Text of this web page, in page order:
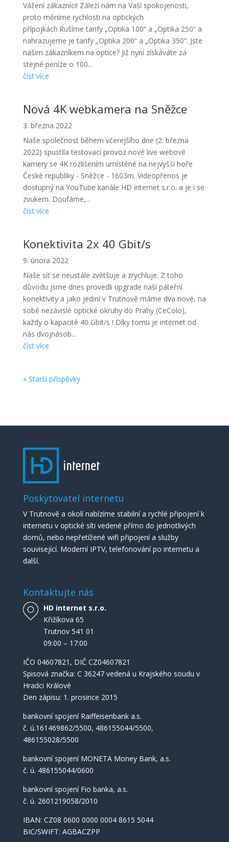
Vážení zákazníci! Záleží nám na Vaší spokojenosti,
proto měníme rychlosti na optických
přípojkách.Rušíme tarify „Optika 100“ a „Optika 250“ a
nahrazujeme je tarify „Optika 200“ a „Optika 350“. Jste
našim zákazníkem na optice? Již nyní získáváte za
stejné peníze o 100...
číst více
Nová 4K webkamera na Sněžce
3. března 2022
Naše společnost během včerejšího dne (2. března
2022) spustila testovací provoz nové live webové
kamery se 4K rozlišením umístěné na nejvyšší hoře
České republiky - Sněžce - 1603m. Videopřenos je
dostupný na YouTube kanále HD internet s.r.o. a je i se
zvukem. Doufáme,...
číst více
Konektivita 2x 40 Gbit/s
9. února 2022
Naše síť se neustále zvětšuje a zrychluje. Z toho
důvodu jsme dnes provedli upgrade naší páteřní
konektivity a jako jediní v Trutnově máme dva nové, na
sobě nezávislé optické okruhy do Prahy (CeColo),
každy o kapacitě 40 Gbit/s ! Díky tomu je internet od
nás dvojnásob...
číst více
« Starší příspěvky
Poskytovatel internetu
V Trutnově a okolí nabízíme stabilní a rychlé připojení k
internetu v optické síti vedené přímo do jednotlivých
domů, nebo nepřetížené wifi připojení a služby
související. Moderní IPTV, telefonování po internetu a
další.
Kontaktujte nás
HD internet s.r.o.
Křižíkova 65
Trutnov 541 01
09:00 – 17:00
IČO 04607821 , DIČ CZ04607821
Spisová značka: C 36247 vedená u Krajského soudu v
Hradci Králové
Den zápisu: 1. prosince 2015
bankovní spojení Raiffeisenbank a.s.
č. ú.161469862/5500, 486155044/5500,
486155028/5500
bankovní spojení MONETA Money Bank, a.s.
č. ú. 486155044/0600
bankovní spojení Fio banka, a.s.
č. ú. 2601219058/2010
IBAN: CZ08 0600 0000 0004 8615 5044
BIC/SWIFT: AGBACZPP